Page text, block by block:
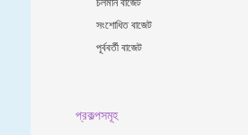
সংশোধিত বাজেট
পূর্ববর্তী বাজেট
প্রকল্পসমূহ